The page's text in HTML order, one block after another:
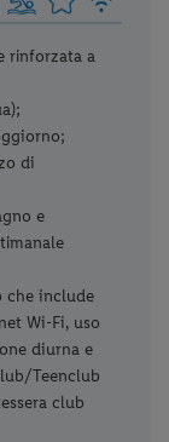
rinforzata a
di
e
che include
Wi-Fi, uso
diurna e
Teenclub
club